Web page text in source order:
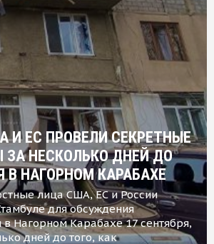
И ЕС ПРОВЕЛИ СЕКРЕТНЫЕ
ЗА НЕСКОЛЬКО ДНЕЙ ДО
В НАГОРНОМ КАРАБАХЕ
лица США, ЕС и России
для обсуждения
в Нагорном Карабахе 17 сентября,
дней до того, как